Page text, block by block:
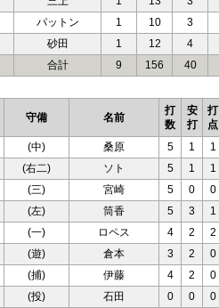
パットン
1 10 3
砂田
1 12 4
合計
9 156 40
守備 名前
打
数
安
打
打
点
(中) 桑原 5 1 1
(右二) ソト 5 1 1
(三) 宮崎 5 0 0
(左) 筒香 5 3 1
(一) ロペス 4 2 2
(遊) 倉本 3 2 0
(捕) 伊藤 4 2 0
(投) 石田 0 0 0